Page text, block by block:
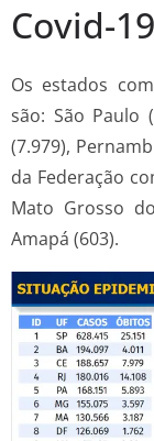
Covid-
Os estados
são: São Paulo
(7.979),
da Federação
Mato Grosso
Amapá (603).